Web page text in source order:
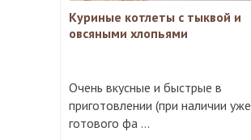
Куриные котлеты с тыквой и
овсяными хлопьями
Очень вкусные и быстрые в
приготовлении (при наличии уже
готового фа ...